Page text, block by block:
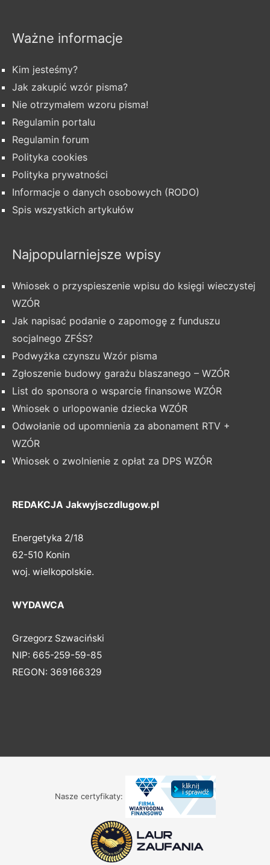
Ważne informacje
Kim jesteśmy?
Jak zakupić wzór pisma?
Nie otrzymałem wzoru pisma!
Regulamin portalu
Regulamin forum
Polityka cookies
Polityka prywatności
Informacje o danych osobowych (RODO)
Spis wszystkich artykułów
Najpopularniejsze wpisy
Wniosek o przyspieszenie wpisu do księgi wieczystej
WZÓR
Jak napisać podanie o zapomogę z funduszu
socjalnego ZFŚS?
Podwyżka czynszu Wzór pisma
Zgłoszenie budowy garażu blaszanego – WZÓR
List do sponsora o wsparcie finansowe WZÓR
Wniosek o urlopowanie dziecka WZÓR
Odwołanie od upomnienia za abonament RTV +
WZÓR
Wniosek o zwolnienie z opłat za DPS WZÓR
REDAKCJA Jakwyjsczdlugow.pl
Energetyka 2/18
62-510 Konin
woj. wielkopolskie.
WYDAWCA
Grzegorz Szwaciński
NIP: 665-259-59-85
REGON: 369166329
Nasze certyfikaty: